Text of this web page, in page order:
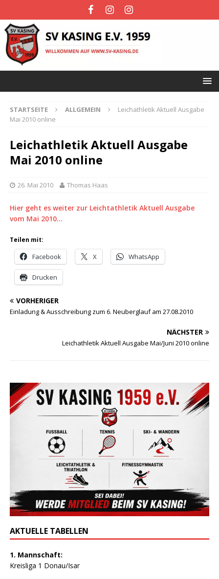
STARTSEITE ALLGEMEIN
Leichathletik Aktuell Ausgabe
Mai 2010 online
Leichathletik Aktuell Ausgabe
Mai 2010 online
26. Mai 2010 Thomas Haas
Hier geht es weiter zur Leichtathletik Aktuell Ausgabe
vom Mai 2010…
Teilen mit:
Facebook X WhatsApp
Drucken
VORHERIGER
Einladung & Ausschreibung zum 6. Neuberglauf am 27.08.2010
NÄCHSTER
Leichathletik Aktuell Ausgabe Mai/Juni 2010 online
AKTUELLE TABELLEN
1. Mannschaft:
Kreisliga 1 Donau/Isar